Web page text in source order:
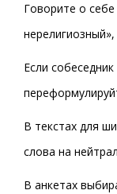
Говорите о
нерелигиозный»,
Если
В текстах для
слова на
В анкетах